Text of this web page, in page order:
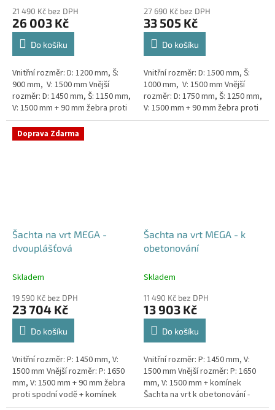
21 490 Kč bez DPH
26 003 Kč
Do košíku
Vnitřní rozměr: D: 1200 mm, Š:
900 mm, V: 1500 mm Vnější
rozměr: D: 1450 mm, Š: 1150 mm,
V: 1500 mm + 90 mm žebra proti
spodní vodě + komínek
Dvouplášťová...
27 690 Kč bez DPH
33 505 Kč
Do košíku
Vnitřní rozměr: D: 1500 mm, Š:
1000 mm, V: 1500 mm Vnější
rozměr: D: 1750 mm, Š: 1250 mm,
V: 1500 mm + 90 mm žebra proti
spodní vodě + komínek
Doprava Zdarma
Šachta na vrt MEGA -
dvouplášťová
Skladem
19 590 Kč bez DPH
23 704 Kč
Do košíku
Vnitřní rozměr: P: 1450 mm, V:
1500 mm Vnější rozměr: P: 1650
mm, V: 1500 mm + 90 mm žebra
proti spodní vodě + komínek
Dvouplášťová vodoměrná šachta
Šachta na vrt MEGA - k
obetonování
Skladem
11 490 Kč bez DPH
13 903 Kč
Do košíku
Vnitřní rozměr: P: 1450 mm, V:
1500 mm Vnější rozměr: P: 1650
mm, V: 1500 mm + komínek
Šachta na vrt k obetonování -
vhodná pod parkovací stání,